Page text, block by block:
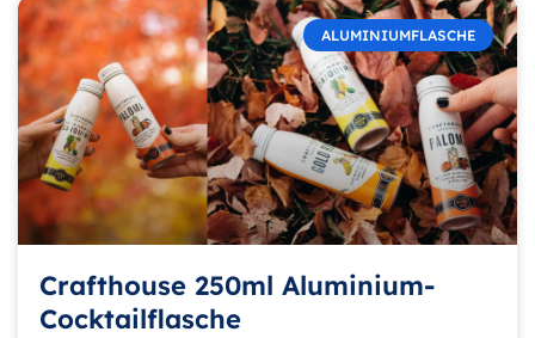
ALUMINIUMFLASCHE
Crafthouse 250ml Aluminium-
Cocktailflasche